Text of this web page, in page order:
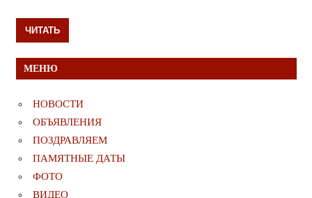
ЧИТАТЬ
МЕНЮ
НОВОСТИ
ОБЪЯВЛЕНИЯ
ПОЗДРАВЛЯЕМ
ПАМЯТНЫЕ ДАТЫ
ФОТО
ВИДЕО